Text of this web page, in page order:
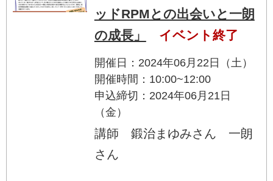
ッドRPMとの出会いと一朗
の成長」
イベント終了
開催日：2024年06月22日（土）
開催時間：10:00~12:00
申込締切：2024年06月21日
（金）
講師 鍛治まゆみさん 一朗
さん